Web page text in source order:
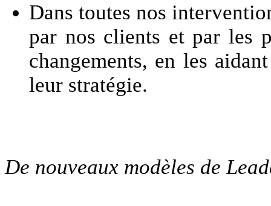
Dans toutes nos
par nos clients et par les
changements, en les
leur stratégie.
De nouveaux modèles de